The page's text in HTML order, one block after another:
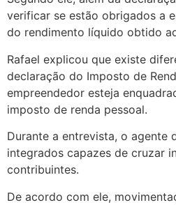
verificar se estão obrigados a
do rendimento líquido obtido
Rafael explicou que existe
declaração do Imposto de
empreendedor esteja
imposto de renda pessoal.
Durante a entrevista, o agente
integrados capazes de cruzar
contribuintes.
De acordo com ele,